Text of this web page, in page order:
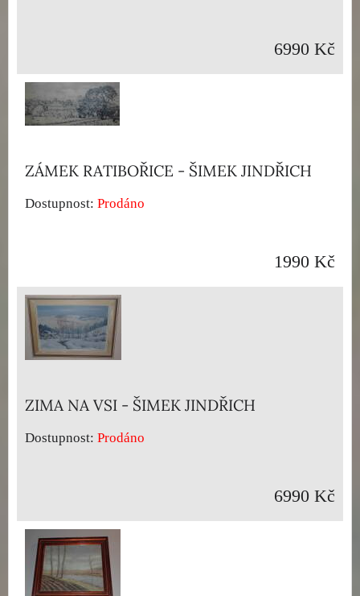
6990 Kč
ZÁMEK RATIBOŘICE - ŠIMEK JINDŘICH
Dostupnost: Prodáno
1990 Kč
ZIMA NA VSI - ŠIMEK JINDŘICH
Dostupnost: Prodáno
6990 Kč